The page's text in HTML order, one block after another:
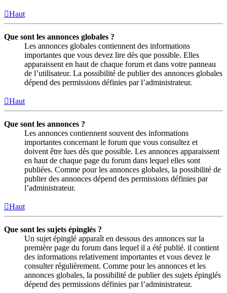
Haut
Que sont les annonces globales ?
Les annonces globales contiennent des informations
importantes que vous devez lire dès que possible. Elles
apparaissent en haut de chaque forum et dans votre panneau
de l’utilisateur. La possibilité de publier des annonces globales
dépend des permissions définies par l’administrateur.
Haut
Que sont les annonces ?
Les annonces contiennent souvent des informations
importantes concernant le forum que vous consultez et
doivent être lues dès que possible. Les annonces apparaissent
en haut de chaque page du forum dans lequel elles sont
publiées. Comme pour les annonces globales, la possibilité de
publier des annonces dépend des permissions définies par
l’administrateur.
Haut
Que sont les sujets épinglés ?
Un sujet épinglé apparaît en dessous des annonces sur la
première page du forum dans lequel il a été publié. il contient
des informations relativement importantes et vous devez le
consulter régulièrement. Comme pour les annonces et les
annonces globales, la possibilité de publier des sujets épinglés
dépend des permissions définies par l’administrateur.